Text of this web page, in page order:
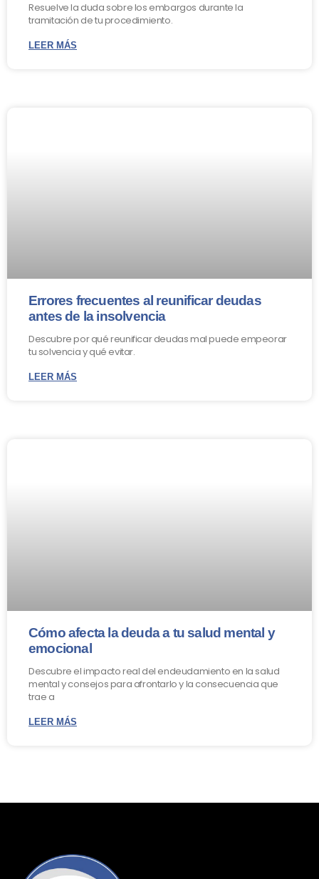
Resuelve la duda sobre los embargos durante la
tramitación de tu procedimiento.
LEER MÁS
Errores frecuentes al reunificar deudas
antes de la insolvencia
Descubre por qué reunificar deudas mal puede empeorar
tu solvencia y qué evitar.
LEER MÁS
Cómo afecta la deuda a tu salud mental y
emocional
Descubre el impacto real del endeudamiento en la salud
mental y consejos para afrontarlo y la consecuencia que
trae a
LEER MÁS